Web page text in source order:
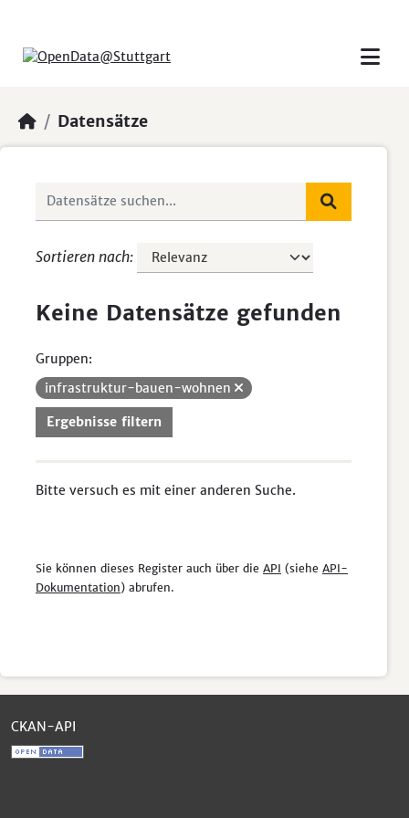
Datensätze
Sortieren nach
Keine Datensätze gefunden
Gruppen:
infrastruktur-bauen-wohnen
Ergebnisse filtern
Bitte versuch es mit einer anderen Suche.
Sie können dieses Register auch über die API (siehe API-
Dokumentation) abrufen.
CKAN-API